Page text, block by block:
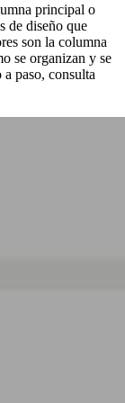
principal o
de diseño que
son la columna
se organizan y se
paso, consulta